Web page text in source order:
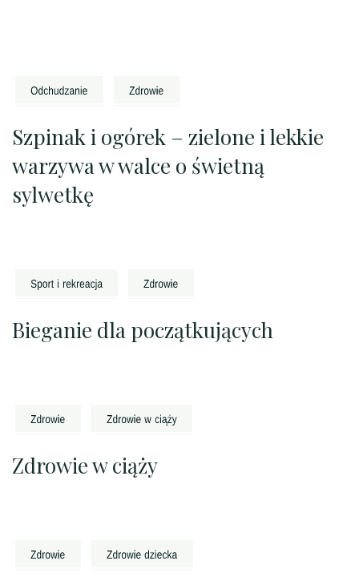
Szpinak i ogórek – zielone i lekkie
warzywa w walce o świetną
sylwetkę
Bieganie dla początkujących
Zdrowie w ciąży